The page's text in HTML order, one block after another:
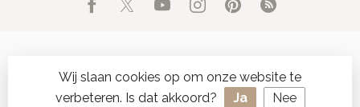
© Copyright 2026 d'Oude Seylmakerij- Powered by Lightspeed
Wij slaan cookies op om onze website te
verbeteren. Is dat akkoord?
Ja Nee